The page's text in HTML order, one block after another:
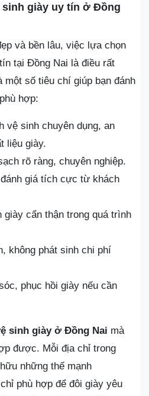
giày uy tín ở Đồng
và bền lâu, việc lựa chọn
tại Đồng Nai là điều rất
số tiêu chí giúp bạn đánh
hợp:
vệ sinh chuyên dụng, an
liệu giày.
rõ ràng, chuyên nghiệp.
giá tích cực từ khách
giày cẩn thận trong quá trình
không phát sinh chi phí
phục hồi giày nếu cần
sinh giày ở Đồng Nai mà
được. Mỗi địa chỉ trong
những thế mạnh
phù hợp để đôi giày yêu